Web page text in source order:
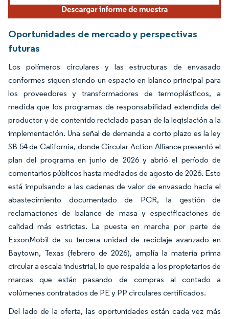
Oportunidades de mercado y perspectivas
futuras
Los polímeros circulares y las estructuras de envasado
conformes siguen siendo un espacio en blanco principal para
los proveedores y transformadores de termoplásticos, a
medida que los programas de responsabilidad extendida del
productor y de contenido reciclado pasan de la legislación a la
implementación. Una señal de demanda a corto plazo es la ley
SB 54 de California, donde Circular Action Alliance presentó el
plan del programa en junio de 2026 y abrió el período de
comentarios públicos hasta mediados de agosto de 2026. Esto
está impulsando a las cadenas de valor de envasado hacia el
abastecimiento documentado de PCR, la gestión de
reclamaciones de balance de masa y especificaciones de
calidad más estrictas. La puesta en marcha por parte de
ExxonMobil de su tercera unidad de reciclaje avanzado en
Baytown, Texas (febrero de 2026), amplía la materia prima
circular a escala industrial, lo que respalda a los propietarios de
marcas que están pasando de compras al contado a
volúmenes contratados de PE y PP circulares certificados.
Del lado de la oferta, las oportunidades están cada vez más